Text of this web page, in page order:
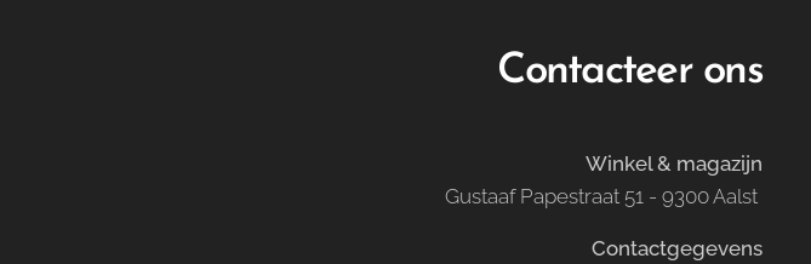
Contacteer ons
Winkel & magazijn
Gustaaf Papestraat 51 - 9300 Aalst
Contactgegevens